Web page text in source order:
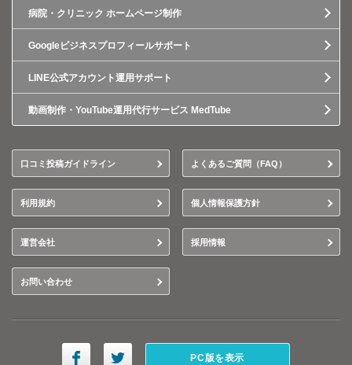
病院・クリニック ホームページ制作
Googleビジネスプロフィールサポート
LINE公式アカウント運用サポート
動画制作・YouTube運用代行サービス MedTube
口コミ投稿ガイドライン よくあるご質問（FAQ）
利用規約 個人情報保護方針
運営会社 採用情報
お問い合わせ
PC版を表示